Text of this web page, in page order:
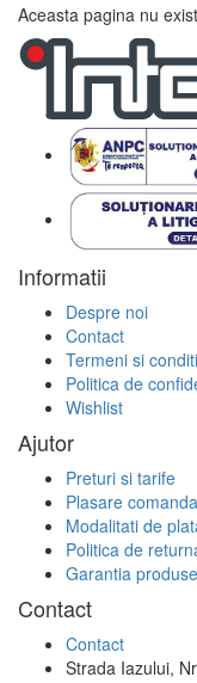
Aceasta pagina nu
Informatii
Despre noi
Contact
Termeni si
Politica de
Wishlist
Ajutor
Preturi si tarife
Plasare
Modalitati de
Politica de
Garantia
Contact
Contact
Strada Iazului,